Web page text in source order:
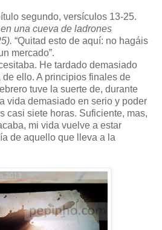
segundo, versículos 13-25.
una cueva de ladrones
“Quitad esto de aquí: no hagáis
mercado”.
He tardado demasiado
ello. A principios finales de
tuve la suerte de, durante
vida demasiado en serio y poder
casi siete horas. Suficiente, mas,
mi vida vuelve a estar
de aquello que lleva a la